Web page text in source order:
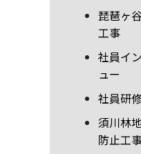
琵琶ヶ
工事
社員イ
ュー
社員研
須川林
防止工